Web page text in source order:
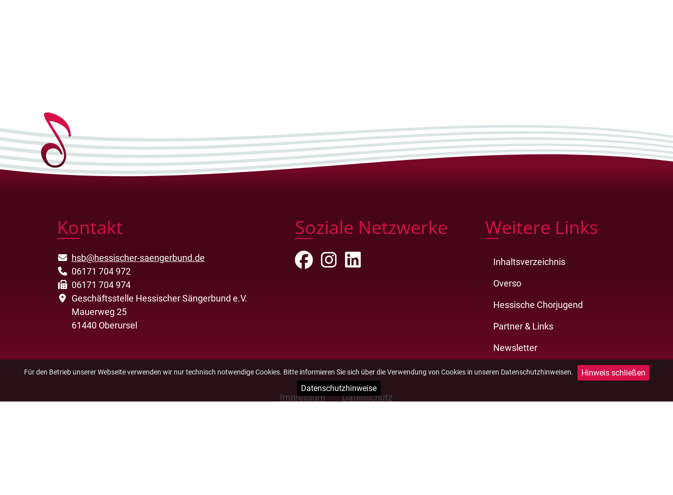
Für den Betrieb unserer Webseite verwenden wir nur technisch notwendige Cookies. Bitte informieren Sie sich über die Verwendung von Cookies in unseren Datenschutzhinweisen.
Hinweis schließen
Datenschutzhinweise
Kontakt
hsb@hessischer-saengerbund.de
06171 704 972
06171 704 974
Geschäftsstelle Hessischer Sängerbund e.V.
Mauerweg 25
61440 Oberursel
Soziale Netzwerke Weitere Links
Inhaltsverzeichnis
Overso
Hessische Chorjugend
Partner & Links
Newsletter
Impressum Datenschutz